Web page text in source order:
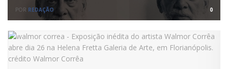
POR REDAÇÃO 0